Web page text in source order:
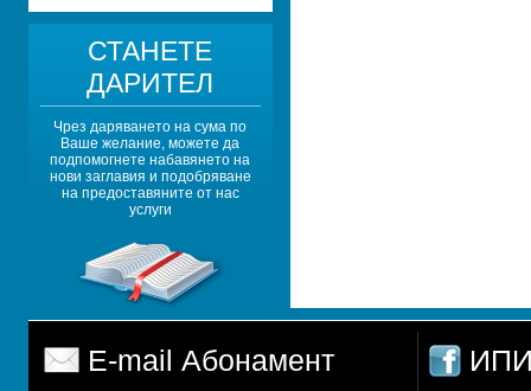
СТАНЕТЕ
ДАРИТЕЛ
Чрез даряването на сума по
Ваше желание, можете да
подпомогнете набавянето на
нови заглавия и подобряване
на предоставяните от нас
услуги
E-mail Абонамент ИПИ